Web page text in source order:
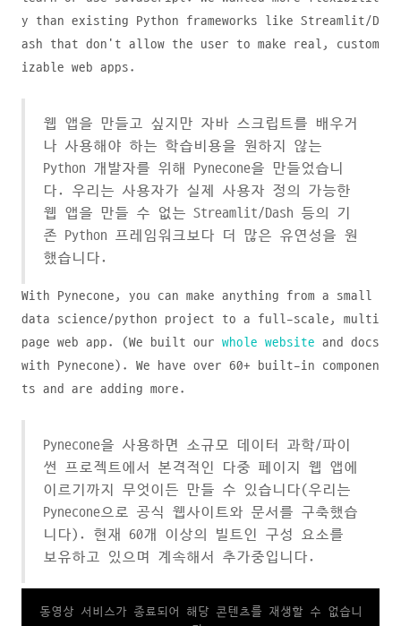
y than existing Python frameworks like Streamlit/D
ash that don't allow the user to make real, custom
izable web apps.
웹 앱을 만들고 싶지만 자바 스크립트를 배우거
나 사용해야 하는 학습비용을 원하지 않는
Python 개발자를 위해 Pynecone을 만들었습니
다. 우리는 사용자가 실제 사용자 정의 가능한
웹 앱을 만들 수 없는 Streamlit/Dash 등의 기
존 Python 프레임워크보다 더 많은 유연성을 원
했습니다.
With Pynecone, you can make anything from a small
data science/python project to a full-scale, multi
page web app. (We built our whole website and docs
with Pynecone). We have over 60+ built-in componen
ts and are adding more.
Pynecone을 사용하면 소규모 데이터 과학/파이
썬 프로젝트에서 본격적인 다중 페이지 웹 앱에
이르기까지 무엇이든 만들 수 있습니다(우리는
Pynecone으로 공식 웹사이트와 문서를 구축했습
니다). 현재 60개 이상의 빌트인 구성 요소를
보유하고 있으며 계속해서 추가중입니다.
동영상 서비스가 종료되어 해당 콘텐츠를 재생할 수 없습니